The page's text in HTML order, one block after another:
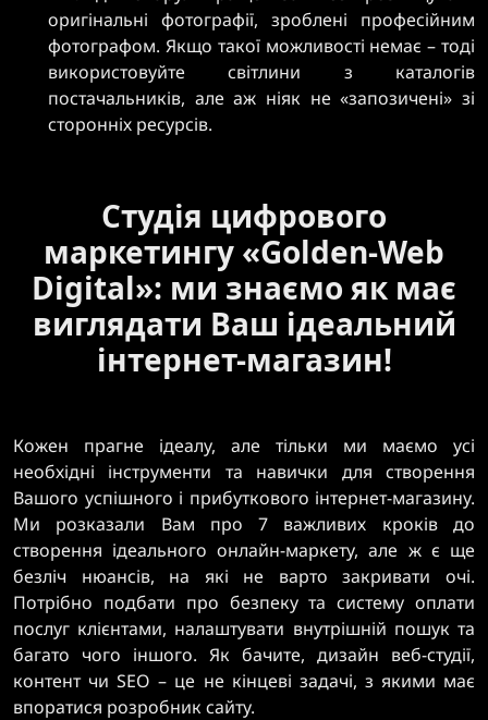
оригінальні фотографії, зроблені професійним
фотографом. Якщо такої можливості немає – тоді
використовуйте світлини з каталогів
постачальників, але аж ніяк не «запозичені» зі
сторонніх ресурсів.
Студія цифрового
маркетингу «Golden-Web
Digital»: ми знаємо як має
виглядати Ваш ідеальний
інтернет-магазин!
Кожен прагне ідеалу, але тільки ми маємо усі
необхідні інструменти та навички для створення
Вашого успішного і прибуткового інтернет-магазину.
Ми розказали Вам про 7 важливих кроків до
створення ідеального онлайн-маркету, але ж є ще
безліч нюансів, на які не варто закривати очі.
Потрібно подбати про безпеку та систему оплати
послуг клієнтами, налаштувати внутрішній пошук та
багато чого іншого. Як бачите, дизайн веб-студії,
контент чи SEO – це не кінцеві задачі, з якими має
впоратися розробник сайту.